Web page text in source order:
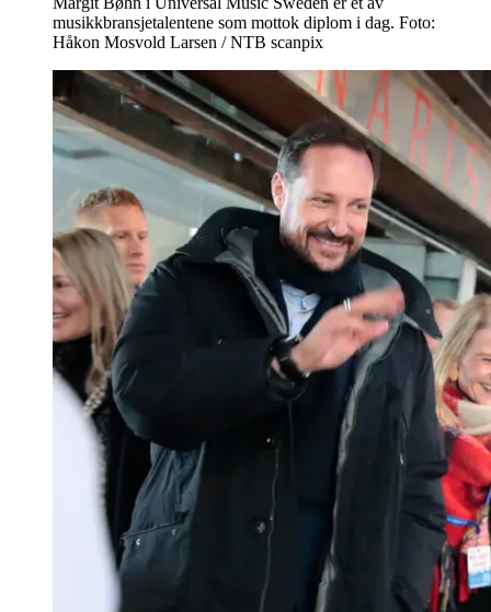
musikkbransjetalentene som mottok diplom i dag. Foto:
Håkon Mosvold Larsen / NTB scanpix